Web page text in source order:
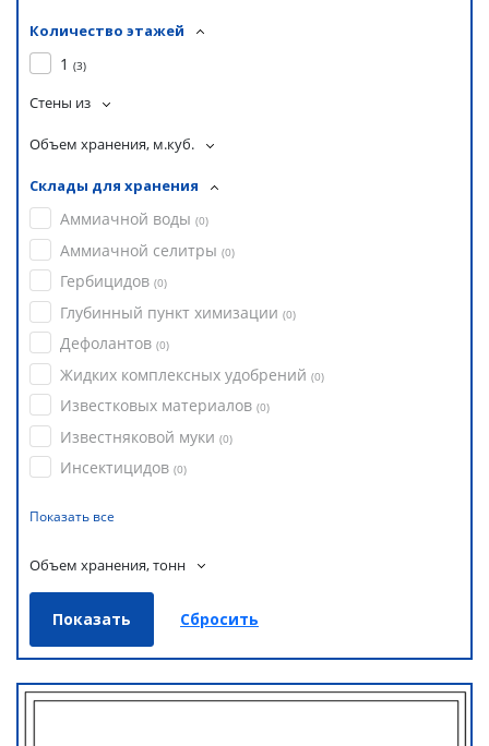
Количество этажей
1 (3)
Стены из
Объем хранения, м.куб.
Склады для хранения
Аммиачной воды (0)
Аммиачной селитры (0)
Гербицидов (0)
Глубинный пункт химизации (0)
Дефолантов (0)
Жидких комплексных удобрений (0)
Известковых материалов (0)
Известняковой муки (0)
Инсектицидов (0)
Показать все
Объем хранения, тонн